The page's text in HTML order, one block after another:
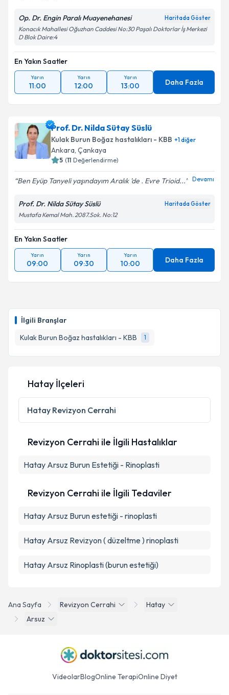
İlgili Branşlar
Kulak Burun Boğaz hastalıkları - KBB
1
Op. Dr. Engin Paralı Muayenehanesi Haritada Göster
Konacık Mahallesi Oğuzhan Caddesi No:30 Paşalı Doktorlar İş Merkezi
D Blok Daire:4
En Yakın Saatler
Yarın
11:00
Yarın
12:00
Yarın
13:00 Daha Fazla
Prof. Dr. Nilda Sütay Süslü
Kulak Burun Boğaz hastalıkları - KBB +1diğer
Ankara, Çankaya
5 (11 Değerlendirme)
Ben Eyüp Tanyeli yaşındayım Aralık 'de . Evre Trioid... Devamı
Prof. Dr. Nilda Sütay Süslü Haritada Göster
Mustafa Kemal Mah. 2087.Sok. No:12
En Yakın Saatler
Yarın
09:00
Yarın
09:30
Yarın
10:00 Daha Fazla
Ana Sayfa Revizyon Cerrahi
Hatay
Arsuz
Hatay İlçeleri
Hatay Revizyon Cerrahi
Revizyon Cerrahi ile İlgili Hastalıklar
Hatay Arsuz Burun Estetiği - Rinoplasti
Revizyon Cerrahi ile İlgili Tedaviler
Hatay Arsuz Burun estetiği - rinoplasti
Hatay Arsuz Revizyon ( düzeltme ) rinoplasti
Hatay Arsuz Rinoplasti (burun estetiği)
VideolarBlogOnline TerapiOnline Diyet